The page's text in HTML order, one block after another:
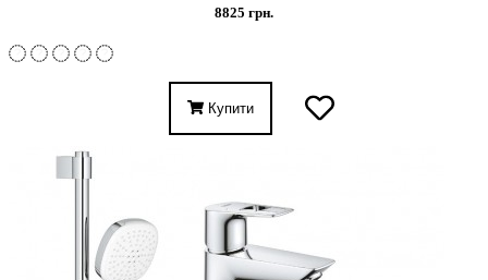
8825 грн.
Купити